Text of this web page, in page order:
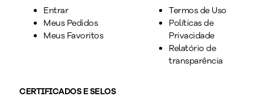
Entrar
Meus Pedidos
Meus Favoritos
Termos de Uso
Políticas de
Privacidade
Relatório de
transparência
CERTIFICADOS E SELOS